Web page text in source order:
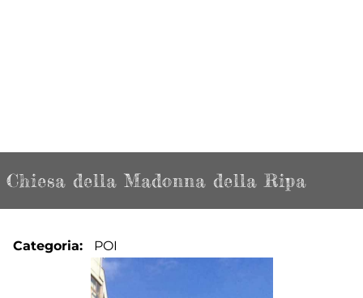
Chiesa della Madonna della Ripa
Categoria POI